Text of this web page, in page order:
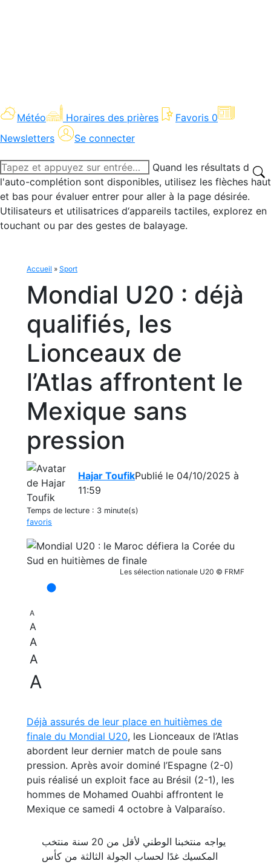
Météo Horaires des prières Favoris 0
Newsletters
Se connecter
Recherche
:
Quand les résultats de
l'auto-complétion sont disponibles, utilisez les flèches haut
et bas pour évaluer entrer pour aller à la page désirée.
Utilisateurs et utilisatrices d‘appareils tactiles, explorez en
touchant ou par des gestes de balayage.
Accueil » Sport
Mondial U20 : déjà
qualifiés, les
Lionceaux de
l’Atlas affrontent le
Mexique sans
pression
Hajar ToufikPublié le 04/10/2025 à
11:59
Temps de lecture : 3 minute(s)
favoris
Les sélection nationale U20 © FRMF
A
A
A
A
A
Déjà assurés de leur place en huitièmes de
finale du Mondial U20, les Lionceaux de l’Atlas
abordent leur dernier match de poule sans
pression. Après avoir dominé l’Espagne (2-0)
puis réalisé un exploit face au Brésil (2-1), les
hommes de Mohamed Ouahbi affrontent le
Mexique ce samedi 4 octobre à Valparaíso.
يواجه منتخبنا الوطني لأقل من 20 سنة منتخب
المكسيك غدًا لحساب الجولة الثالثة من كأس